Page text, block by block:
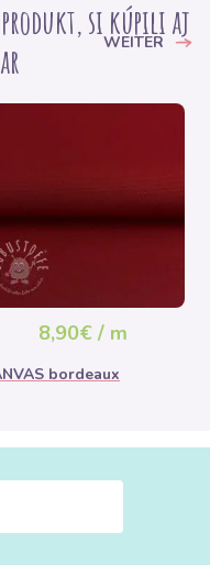
si kúpili aj
WEITER
8,90€ / m
bordeaux